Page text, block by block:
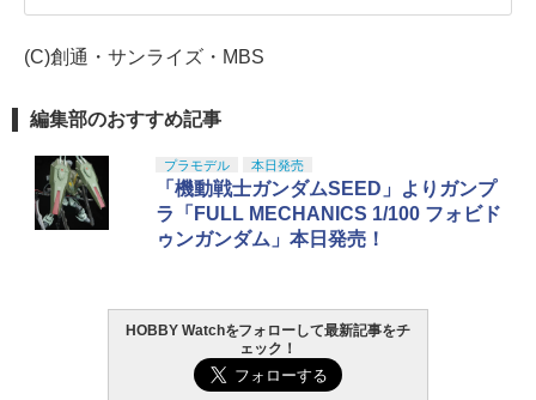
(C)創通・サンライズ・MBS
編集部のおすすめ記事
プラモデル 本日発売
「機動戦士ガンダムSEED」よりガンプ
ラ「FULL MECHANICS 1/100 フォビド
ゥンガンダム」本日発売！
HOBBY Watchをフォローして最新記事をチ
ェック！